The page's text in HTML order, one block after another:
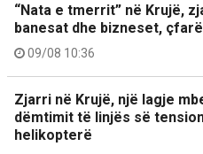
“Nata e tmerrit” në Krujë,
banesat dhe bizneset,
09/08 10:36
Zjarri në Krujë, një lagje
dëmtimit të linjës së
helikopterë